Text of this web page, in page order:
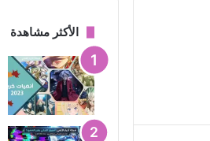
الأكثر مشاهدة